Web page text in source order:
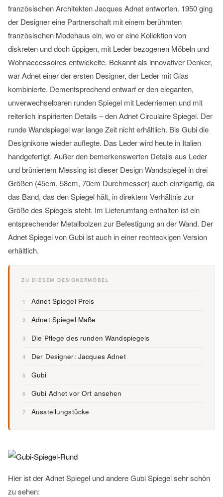
französischen Architekten Jacques Adnet entworfen. 1950 ging
der Designer eine Partnerschaft mit einem berühmten
französischen Modehaus ein, wo er eine Kollektion von
diskreten und doch üppigen, mit Leder bezogenen Möbeln und
Wohnaccessoires entwickelte. Bekannt als innovativer Denker,
war Adnet einer der ersten Designer, der Leder mit Glas
kombinierte. Dementsprechend entwarf er den eleganten,
unverwechselbaren runden Spiegel mit Lederriemen und mit
reiterlich inspirierten Details – den Adnet Circulaire Spiegel. Der
runde Wandspiegel war lange Zeit nicht erhältlich. Bis Gubi die
Designikone wieder auflegte. Das Leder wird heute in Italien
handgefertigt. Außer den bemerkenswerten Details aus Leder
und brüniertem Messing ist dieser Design Wandspiegel in drei
Größen (45cm, 58cm, 70cm Durchmesser) auch einzigartig, da
das Band, das den Spiegel hält, in direktem Verhältnis zur
Größe des Spiegels steht. Im Lieferumfang enthalten ist ein
entsprechender Metallbolzen zur Befestigung an der Wand. Der
Adnet Spiegel von Gubi ist auch in einer rechteckigen Version
erhältlich.
ZU DIESEM DESIGNERMÖBEL
1 Adnet Spiegel Preis
2 Adnet Spiegel Maße
3 Die Pflege des runden Wandspiegels
4 Der Designer: Jacques Adnet
5 Gubi
6 Gubi Adnet vor Ort ansehen
7 Ausstellungstücke
Hier ist der Adnet Spiegel und andere Gubi Spiegel sehr schön
zu sehen: